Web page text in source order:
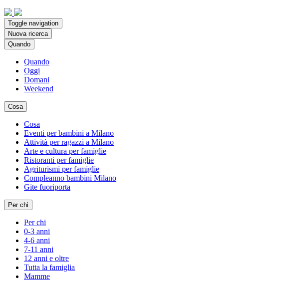
Toggle navigation
Nuova ricerca
Quando
Quando
Oggi
Domani
Weekend
Cosa
Cosa
Eventi per bambini a Milano
Attività per ragazzi a Milano
Arte e cultura per famiglie
Ristoranti per famiglie
Agriturismi per famiglie
Compleanno bambini Milano
Gite fuoriporta
Per chi
Per chi
0-3 anni
4-6 anni
7-11 anni
12 anni e oltre
Tutta la famiglia
Mamme